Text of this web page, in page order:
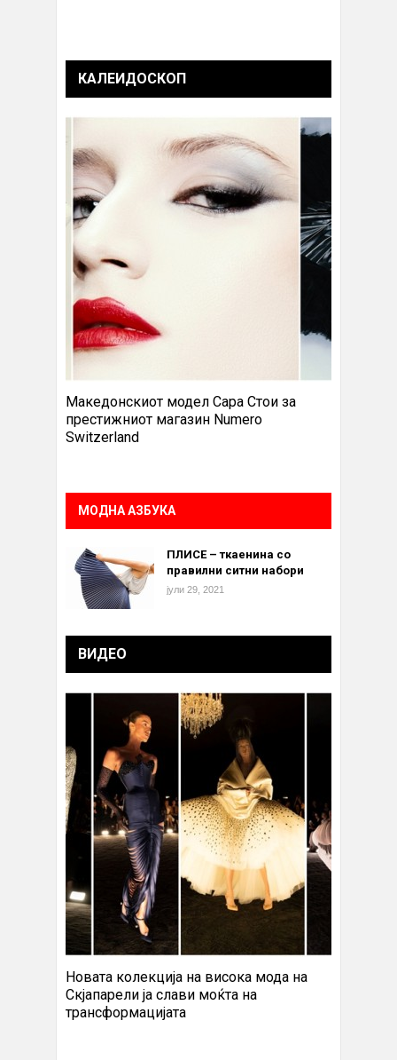
КАЛЕИДОСКОП
Македонскиот модел Сара Стои за
престижниот магазин Numero
Switzerland
МОДНА АЗБУКА
ПЛИСЕ – ткаенина со
правилни ситни набори
јули 29, 2021
ВИДЕО
Новата колекција на висока мода на
Скјапарели ја слави моќта на
трансформацијата